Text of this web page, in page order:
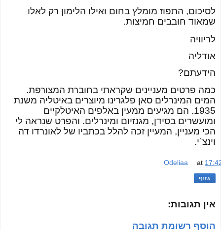
לסיכום, התפוז מומלץ בחום ואילו הלימון רק לאלו
שמאוד חובבים חמיצות.
לריוויה
אודליה
הידעתם?
כמה פרטים מעניינים שקראתי בחוברת המצורפת.
המים המינרלים סאן פלגרינו מיוצרים באיטליה משנת
1935. הם מגיעים ממעין באלפים האיטלקיים
ומועשרים בסידן, מגנזיום ומינרלים. והפרט שנראה לי
הכי מעניין, המעיין זכה להלל בכתביו של לאונרדו דה
וינצ`י.
Odeliaa at
שתף
אין תגובות:
הוסף רשומת תגובה